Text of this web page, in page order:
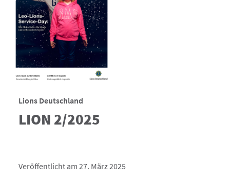
Lions Deutschland
LION 2/2025
Veröffentlicht am 27. März 2025